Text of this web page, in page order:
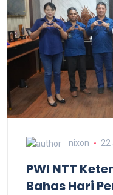
nixon 22
PWI NTT
Bahas Hari